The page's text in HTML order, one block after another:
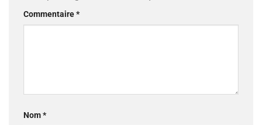
Commentaire*
Nom*